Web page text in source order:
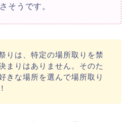
そうです。
りは、特定の場所取りを禁
まりはありません。そのた
きな場所を選んで場所取り